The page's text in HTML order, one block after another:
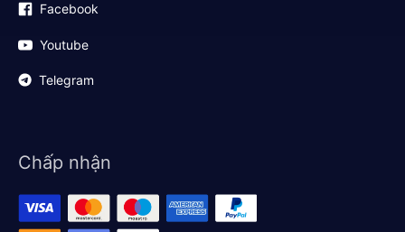
Facebook
Youtube
Telegram
Chấp nhận